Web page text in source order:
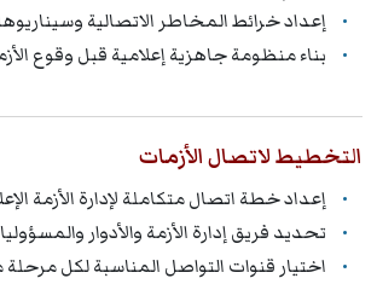
إعداد خرائط المخاطر الاتصالية
بناء منظومة جاهزية إعلامية قبل وقوع
التخطيط لاتصال الأزمات
إعداد خطة اتصال متكاملة لإدارة الأزمة
تحديد فريق إدارة الأزمة والأدوار
اختيار قنوات التواصل المناسبة لكل